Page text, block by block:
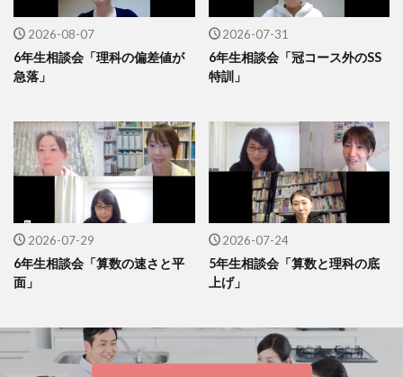
2026-08-07
6年生相談会「理科の偏差値が
急落」
2026-07-31
6年生相談会「冠コース外のSS
特訓」
2026-07-29
6年生相談会「算数の速さと平
面」
2026-07-24
5年生相談会「算数と理科の底
上げ」